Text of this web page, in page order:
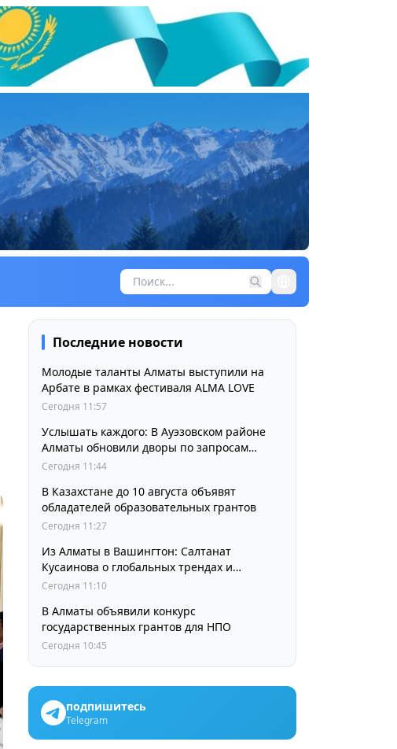
Последние новости
Молодые таланты Алматы выступили на
Арбате в рамках фестиваля ALMA LOVE
Сегодня 11:57
Услышать каждого: В Ауэзовском районе
Алматы обновили дворы по запросам
жителей
Сегодня 11:44
В Казахстане до 10 августа объявят
обладателей образовательных грантов
Сегодня 11:27
Из Алматы в Вашингтон: Салтанат
Кусаинова о глобальных трендах и
будущем казахстанской школы
Сегодня 11:10
В Алматы объявили конкурс
государственных грантов для НПО
Сегодня 10:45
подпишитесь
Telegram